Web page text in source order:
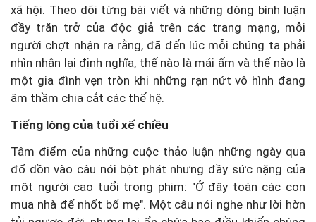
xã hội. Theo dõi từng bài viết và những dòng bình luận
đầy trăn trở của độc giả trên các trang mạng, mỗi
người chợt nhận ra rằng, đã đến lúc mỗi chúng ta phải
nhìn nhận lại định nghĩa, thế nào là mái ấm và thế nào là
một gia đình vẹn tròn khi những rạn nứt vô hình đang
âm thầm chia cắt các thế hệ.
Tiếng lòng của tuổi xế chiều
Tâm điểm của những cuộc thảo luận những ngày qua
đổ dồn vào câu nói bột phát nhưng đầy sức nặng của
một người cao tuổi trong phim: "Ở đây toàn các con
mua nhà để nhốt bố mẹ". Một câu nói nghe như lời hờn